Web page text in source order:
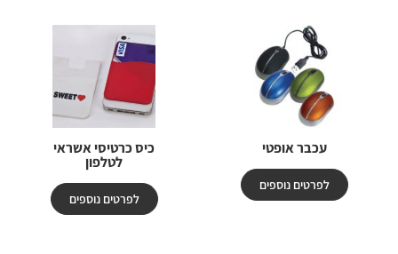
עכבר אופטי
לפרטים נוספים
כיס כרטיסי אשראי
לטלפון
לפרטים נוספים